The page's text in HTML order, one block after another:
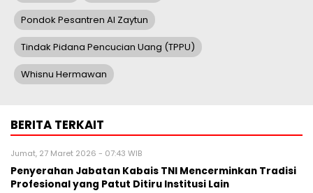
Pondok Pesantren Al Zaytun
Tindak Pidana Pencucian Uang (TPPU)
Whisnu Hermawan
BERITA TERKAIT
Jumat, 27 Maret 2026 - 07:43 WIB
Penyerahan Jabatan Kabais TNI Mencerminkan Tradisi
Profesional yang Patut Ditiru Institusi Lain